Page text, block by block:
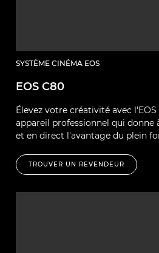
SYSTÈME CINÉMA EOS
EOS C80
Élevez votre créativité avec
appareil professionnel qui donne
et en direct l'avantage du plein
TROUVER UN REVENDEUR